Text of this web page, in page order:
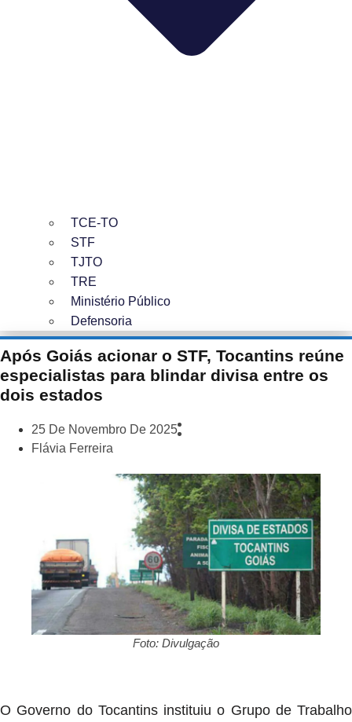
TCE-TO
STF
TJTO
TRE
Ministério Público
Defensoria
Após Goiás acionar o STF, Tocantins reúne
especialistas para blindar divisa entre os
dois estados
25 De Novembro De 2025
Flávia Ferreira
Foto: Divulgação
O Governo do Tocantins instituiu o Grupo de Trabalho